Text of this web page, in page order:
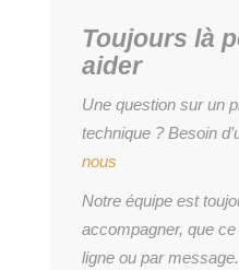
Toujours là
aider
Une question sur un
technique ? Besoin
nous
Notre équipe est
accompagner, que
ligne ou par message.